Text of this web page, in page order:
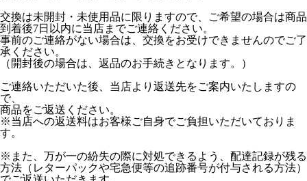
交換は未開封・未使用品に限りますので、ご希望の場合は商品
到着後7日以内に当店までご連絡ください。
事前のご連絡がない場合は、交換をお受けできませんのでご了
承ください。
（開封後の場合は、返品のお手続きとなります。）
ご連絡いただいた後、当店より返送先をご案内いたしますの
で、
商品をご返送ください。
※当店への返送料はお客様ご自身でご負担いただいておりま
す。
※また、万が一の紛失の際に対処できるよう、配達記録が残る
方法（レターパックや宅急便等の追跡番号が付与される方法）